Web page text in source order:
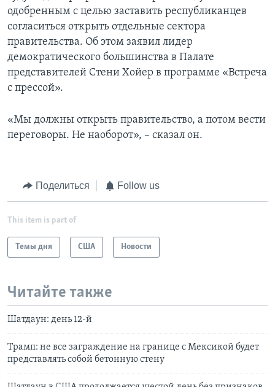
одобренным с целью заставить республиканцев
согласиться открыть отдельные сектора
правительства. Об этом заявил лидер
демократического большинства в Палате
представителей Стени Хойер в программе «Встреча
с прессой».
«Мы должны открыть правительство, а потом вести
переговоры. Не наоборот», – сказал он.
Поделиться Follow us
This item is part of
Темы дня США Новости
Читайте также
Шатдаун: день 12-й
Трамп: не все заграждение на границе с Мексикой будет
представлять собой бетонную стену